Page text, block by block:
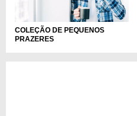
COLEÇÃO DE PEQUENOS
PRAZERES